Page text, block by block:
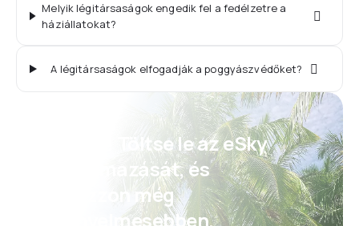
Melyik légitársaságok engedik fel a fedélzetre a
háziállatokat?
A légitársaságok elfogadják a poggyászvédőket?
Psszt! Töltse le az eSky
alkalmazását, és
utazzon még
kényelmesebben.